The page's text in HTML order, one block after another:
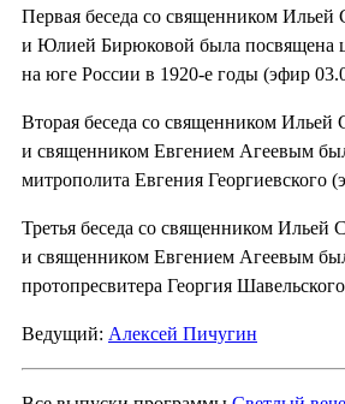
Первая беседа со священником Ильей
и Юлией Бирюковой была посвящена
на юге России в 1920-е годы (эфир
Вторая беседа со священником Ильей
и священником Евгением Агеевым
митрополита Евгения Георгиевского
Третья беседа со священником Ильей
и священником Евгением Агеевым
протопресвитера Георгия
Ведущий: Алексей Пичугин